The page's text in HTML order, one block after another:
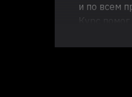
и по всем
Курс
наладить